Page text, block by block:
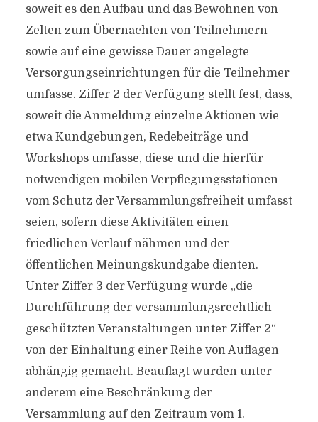
soweit es den Aufbau und das Bewohnen von
Zelten zum Übernachten von Teilnehmern
sowie auf eine gewisse Dauer angelegte
Versorgungseinrichtungen für die Teilnehmer
umfasse. Ziffer 2 der Verfügung stellt fest, dass,
soweit die Anmeldung einzelne Aktionen wie
etwa Kundgebungen, Redebeiträge und
Workshops umfasse, diese und die hierfür
notwendigen mobilen Verpflegungsstationen
vom Schutz der Versammlungsfreiheit umfasst
seien, sofern diese Aktivitäten einen
friedlichen Verlauf nähmen und der
öffentlichen Meinungskundgabe dienten.
Unter Ziffer 3 der Verfügung wurde „die
Durchführung der versammlungsrechtlich
geschützten Veranstaltungen unter Ziffer 2“
von der Einhaltung einer Reihe von Auflagen
abhängig gemacht. Beauflagt wurden unter
anderem eine Beschränkung der
Versammlung auf den Zeitraum vom 1.